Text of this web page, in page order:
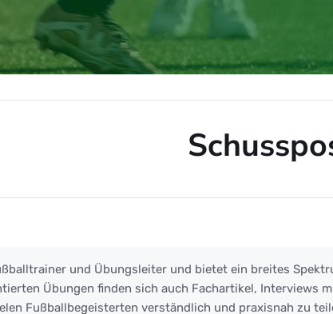
und Übungsleiter und bietet ein breites
Übungen finden sich auch Fachartikel,
Fußballbegeisterten verständlich und praxisnah zu